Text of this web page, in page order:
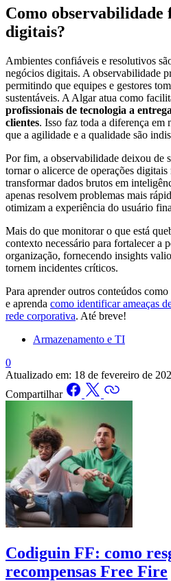
Como observabilidade
digitais?
Ambientes confiáveis e resolutivos
negócios digitais. A observabilidade
permitindo que equipes e gestores
sustentáveis. A Algar atua como
profissionais de tecnologia a
clientes. Isso faz toda a diferença em
que a agilidade e a qualidade são
Por fim, a observabilidade deixou de
tornar o alicerce de operações
transformar dados brutos em
apenas resolvem problemas mais
otimizam a experiência do usuário
Mais do que monitorar o que está
contexto necessário para fortalecer a
organização, fornecendo insights
tornem incidentes críticos.
Para aprender outros conteúdos
e aprenda como identificar ameaças
rede corporativa. Até breve!
Armazenamento e TI
0
Atualizado em: 18 de fevereiro de
Compartilhar
Codiguin FF: como
recompensas Free Fire